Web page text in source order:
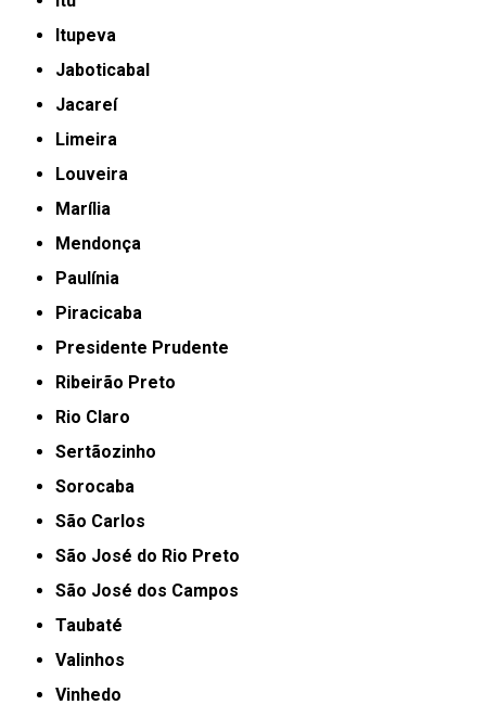
Itupeva
Jaboticabal
Jacareí
Limeira
Louveira
Marília
Mendonça
Paulínia
Piracicaba
Presidente Prudente
Ribeirão Preto
Rio Claro
Sertãozinho
Sorocaba
São Carlos
São José do Rio Preto
São José dos Campos
Taubaté
Valinhos
Vinhedo